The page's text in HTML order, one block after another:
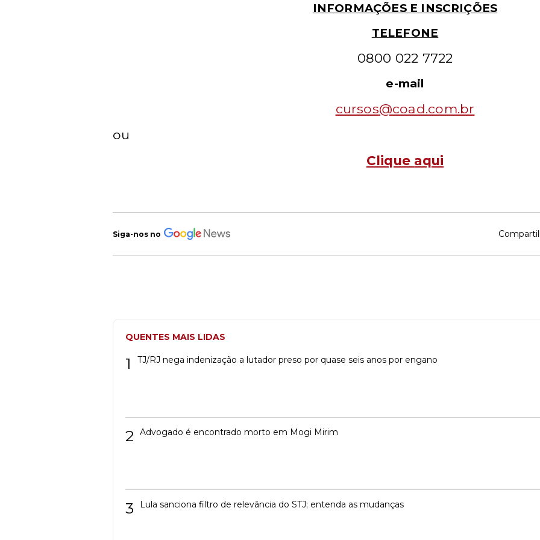
INFORMAÇÕES E INSCRIÇÕES
TELEFONE
0800 022 7722
e-mail
cursos@coad.com.br
ou
Clique aqui
Siga-nos no
QUENTES MAIS LIDAS
1 TJ/RJ nega indenização a lutador preso por quase seis anos por engano
2 Advogado é encontrado morto em Mogi Mirim
3 Lula sanciona filtro de relevância do STJ; entenda as mudanças